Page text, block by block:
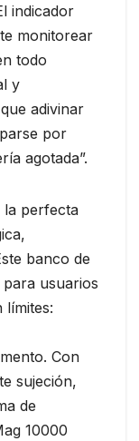
indicador
monitorear
todo
y
adivinar
por
agotada”.
la perfecta
banco de
usuarios
límites:
Con
sujeción,
de
10000